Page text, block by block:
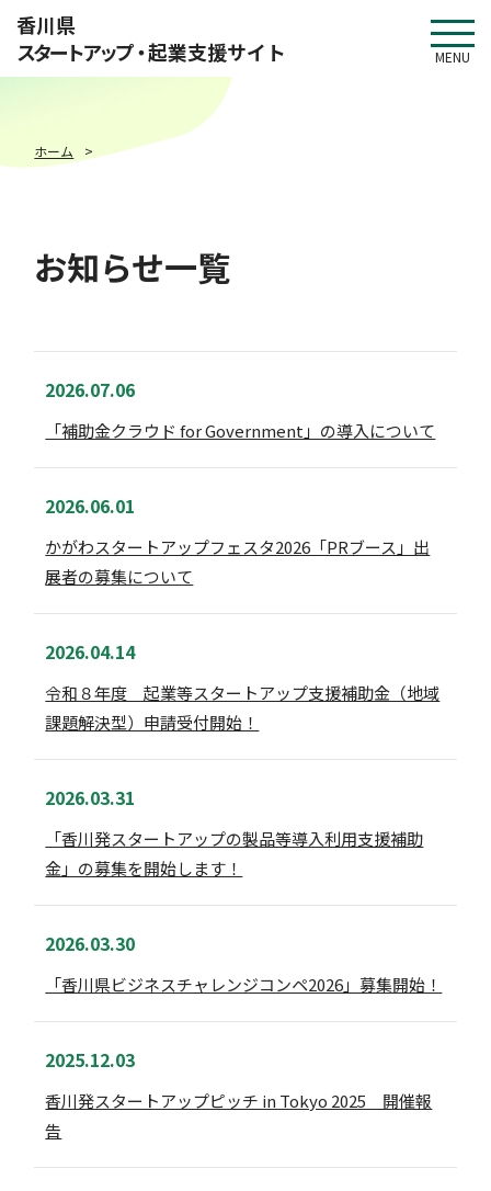
香川県
スタートアップ・起業支援サイト MENU
ホーム
お知らせ一覧
2026.07.06
「補助金クラウド for Government」の導入について
2026.06.01
かがわスタートアップフェスタ2026「PRブース」出
展者の募集について
2026.04.14
令和８年度 起業等スタートアップ支援補助金（地域
課題解決型）申請受付開始！
2026.03.31
「香川発スタートアップの製品等導入利用支援補助
金」の募集を開始します！
2026.03.30
「香川県ビジネスチャレンジコンペ2026」募集開始！
2025.12.03
香川発スタートアップピッチ in Tokyo 2025 開催報
告